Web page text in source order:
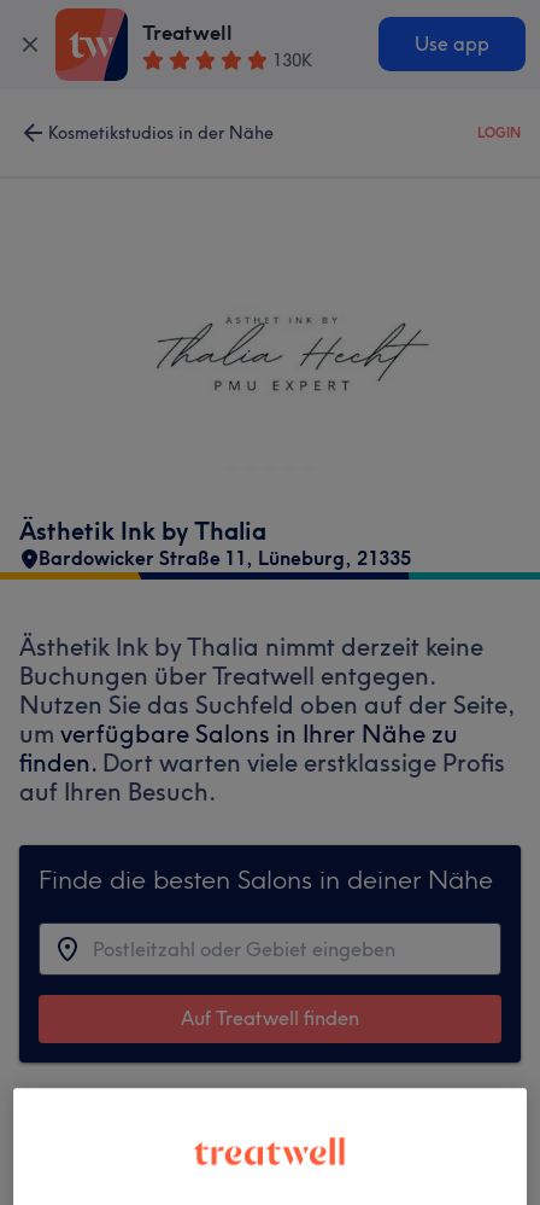
Treatwell
130K
Use app
Kosmetikstudios in der Nähe LOGIN
Ästhetik Ink by Thalia
Bardowicker Straße 11, Lüneburg, 21335
Ästhetik Ink by Thalia nimmt derzeit keine
Buchungen über Treatwell entgegen.
Nutzen Sie das Suchfeld oben auf der Seite,
um verfügbare Salons in Ihrer Nähe zu
finden. Dort warten viele erstklassige Profis
auf Ihren Besuch.
Finde die besten Salons in deiner Nähe
Auf Treatwell finden